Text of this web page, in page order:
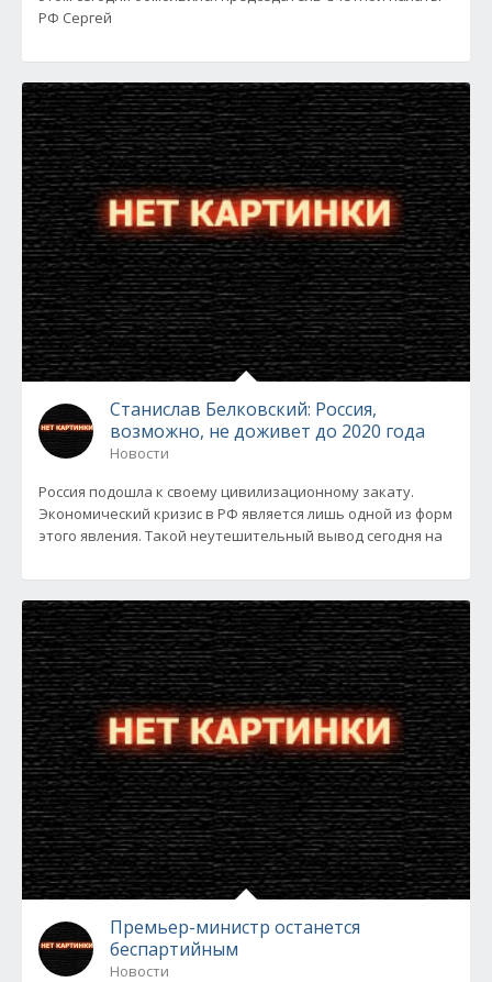
РФ Сергей
Станислав Белковский: Россия,
возможно, не доживет до 2020 года
Новости
Россия подошла к своему цивилизационному закату.
Экономический кризис в РФ является лишь одной из форм
этого явления. Такой неутешительный вывод сегодня на
Премьер-министр останется
беспартийным
Новости